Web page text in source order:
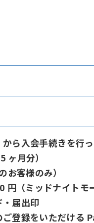
ら入会手続きを行
ヶ月分）
お客様のみ）
円（ミッドナイト
・届出印
登録をいただける